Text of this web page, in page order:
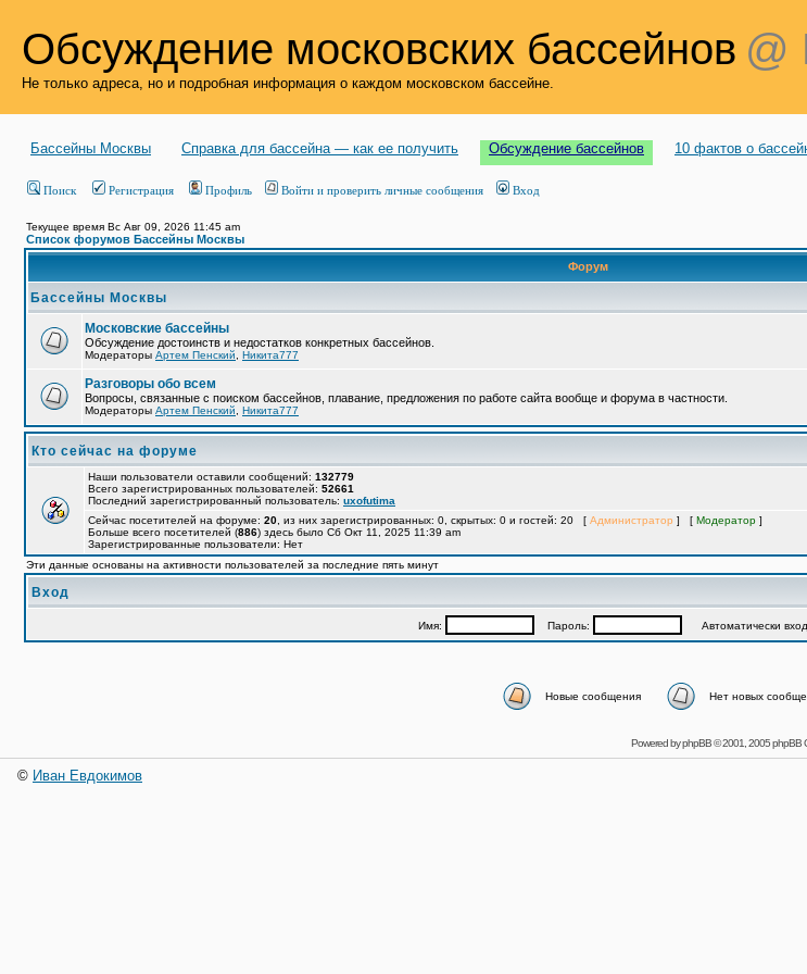
Обсуждение московских бассейнов @
Не только адреса, но и подробная информация о каждом московском бассейне.
Бассейны Москвы Справка для бассейна — как ее получить Обсуждение бассейнов 10 фактов о
Поиск Регистрация Профиль Войти и проверить личные сообщения Вход
Текущее время Вс Авг 09, 2026 11:45 am
Список форумов Бассейны Москвы
Форум
Бассейны Москвы
Московские бассейны
Обсуждение достоинств и недостатков конкретных бассейнов.
Модераторы Артем Пенский Никита777
Разговоры обо всем
Вопросы, связанные с поиском бассейнов, плавание, предложения по работе сайта вообще и форума в частности.
Модераторы Артем Пенский Никита777
Кто сейчас на форуме
Наши пользователи оставили сообщений: 132779
Всего зарегистрированных пользователей: 52661
Последний зарегистрированный пользователь: uxofutima
Сейчас посетителей на форуме: 20 , из них зарегистрированных: 0, скрытых: 0 и гостей: 20 [ Администратор ] [ Модератор ]
Больше всего посетителей (886) здесь было Сб Окт 11, 2025 11:39 am
Зарегистрированные пользователи: Нет
Эти данные основаны на активности пользователей за последние пять минут
Вход
Имя: Пароль: Автоматически
Новые сообщения Нет новых
Powered byphpBB© 2001, 2005 phpBB
© Иван Евдокимов